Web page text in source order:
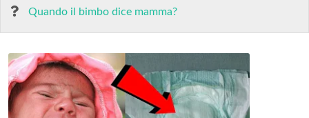
Quando il bimbo dice mamma?